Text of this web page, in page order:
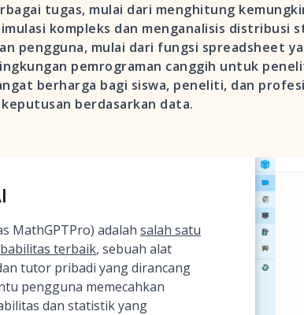
tugas, mulai dari menghitung
kompleks dan menganalisis
pengguna, mulai dari fungsi spreadsheet
pemrograman canggih untuk
berharga bagi siswa, peneliti, dan
berdasarkan data.
MathGPTPro) adalah salah satu
terbaik, sebuah alat
tutor pribadi yang dirancang
pengguna memecahkan
dan statistik yang